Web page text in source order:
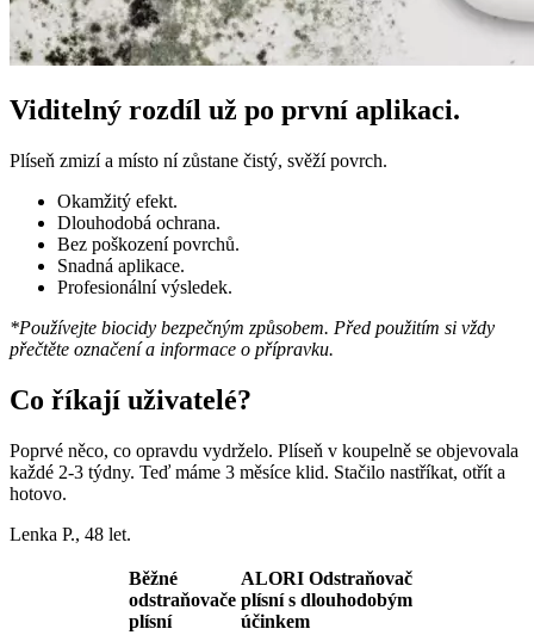
Viditelný rozdíl už po první aplikaci.
Plíseň zmizí a místo ní zůstane čistý, svěží povrch.
Okamžitý efekt.
Dlouhodobá ochrana.
Bez poškození povrchů.
Snadná aplikace.
Profesionální výsledek.
*Používejte biocidy bezpečným způsobem. Před použitím si vždy
přečtěte označení a informace o přípravku.
Co říkají uživatelé?
Poprvé něco, co opravdu vydrželo. Plíseň v koupelně se objevovala
každé 2-3 týdny. Teď máme 3 měsíce klid. Stačilo nastříkat, otřít a
hotovo.
Lenka P., 48 let.
Běžné
odstraňovače
plísní
ALORI Odstraňovač
plísní s dlouhodobým
účinkem